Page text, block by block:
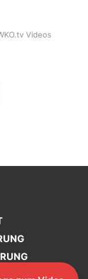
Videos